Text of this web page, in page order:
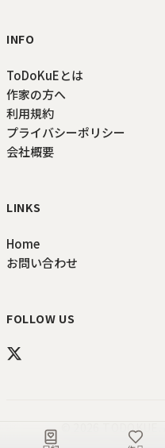
INFO
ToDoKuEとは
作家の方へ
利用規約
プライバシーポリシー
会社概要
LINKS
Home
お問い合わせ
FOLLOW US
TODOKUE